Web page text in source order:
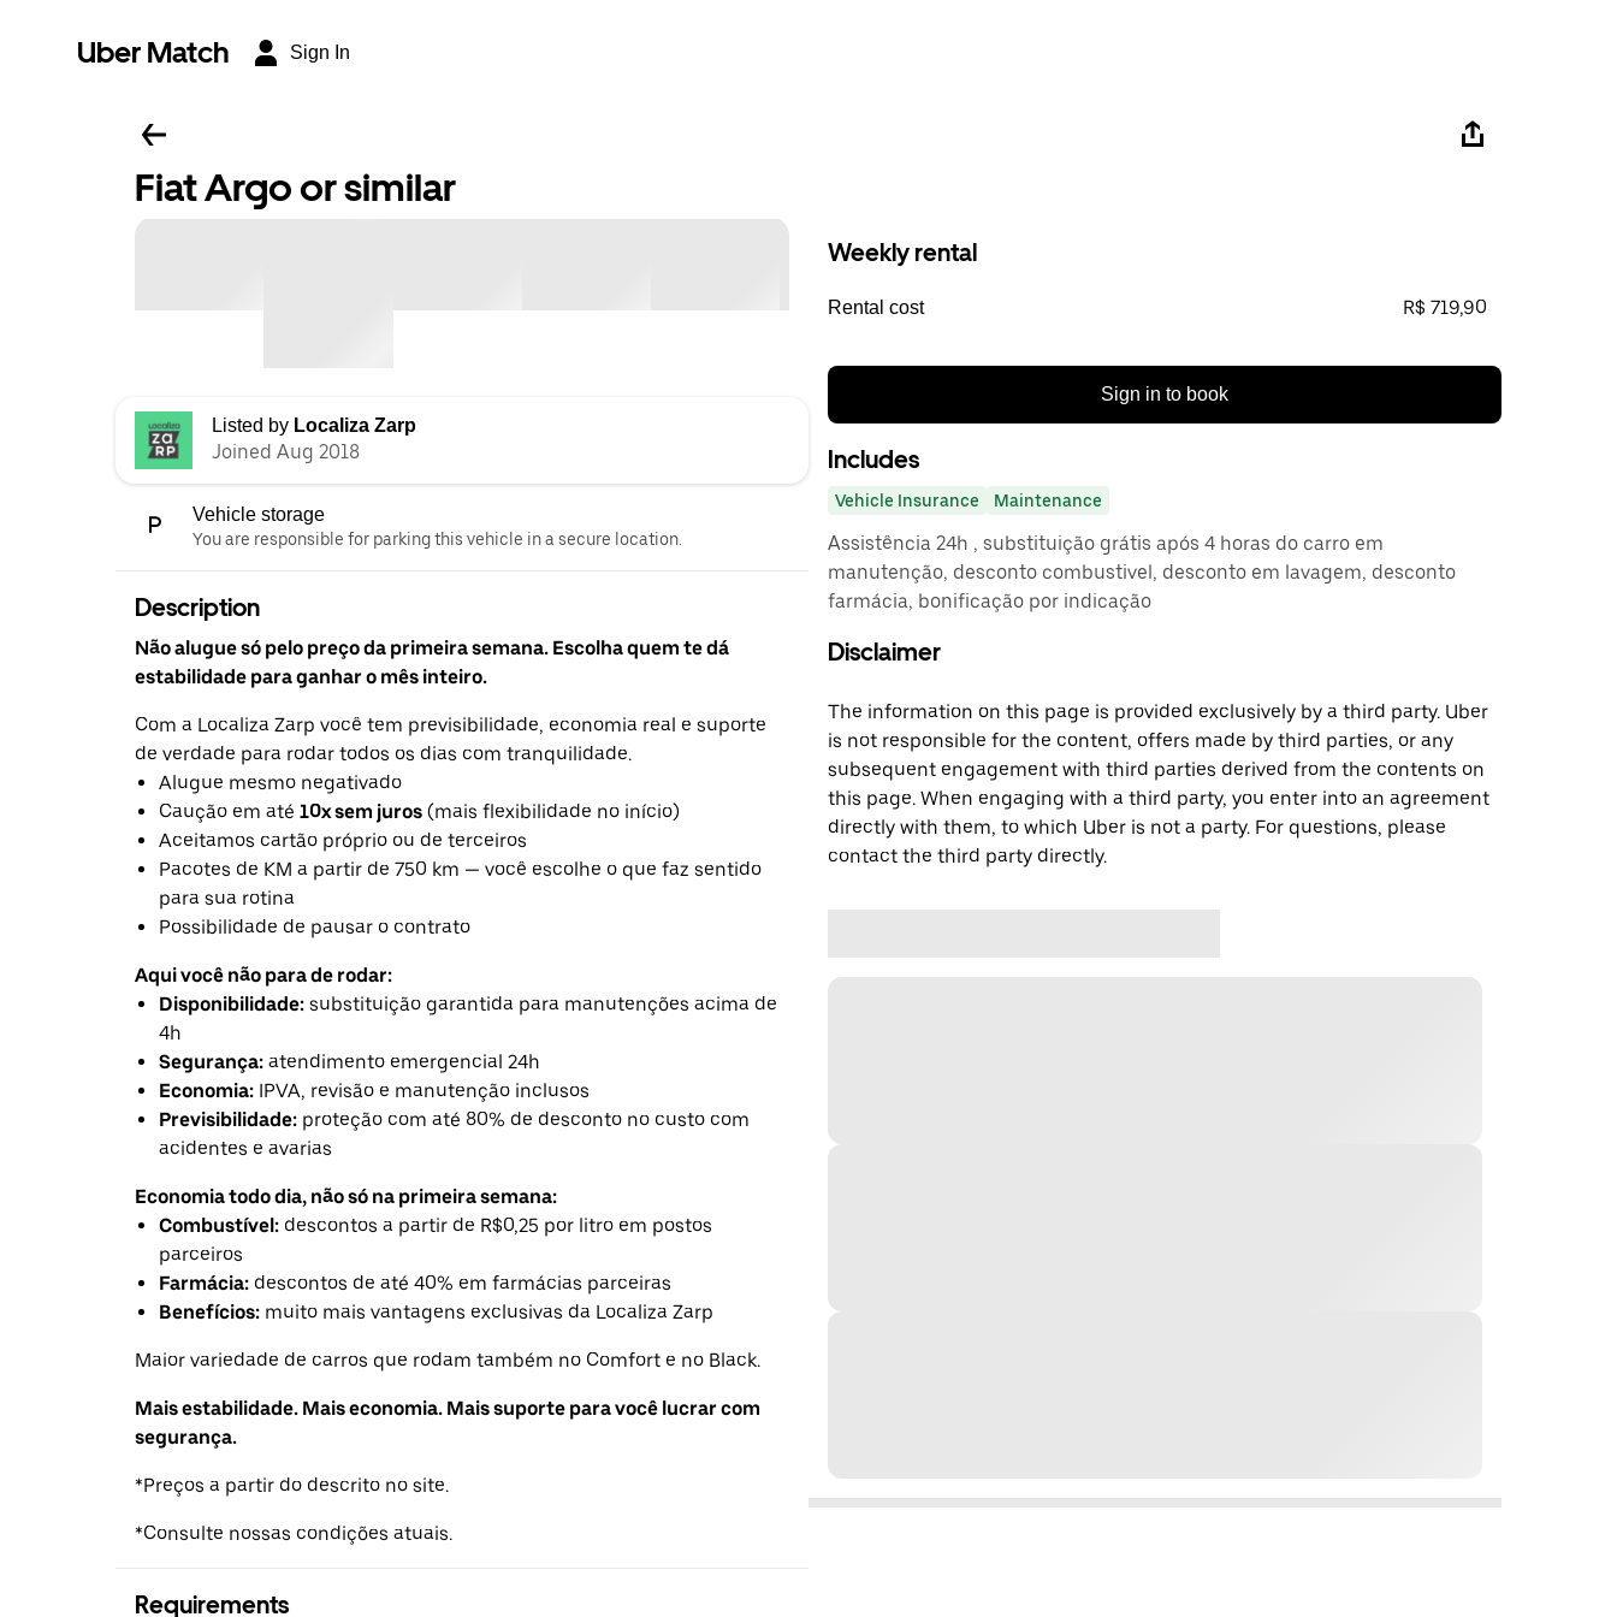
Uber Match Sign In
Fiat Argo or similar
Listed by Localiza Zarp
Joined Aug 2018
Vehicle storage
You are responsible for parking this vehicle in a secure location.
Description
Não alugue só pelo preço da primeira semana. Escolha quem te dá
estabilidade para ganhar o mês inteiro.
Com a Localiza Zarp você tem previsibilidade, economia real e suporte
de verdade para rodar todos os dias com tranquilidade.
Alugue mesmo negativado
Caução em até 10x sem juros (mais flexibilidade no início)
Aceitamos cartão próprio ou de terceiros
Pacotes de KM a partir de 750 km — você escolhe o que faz sentido
para sua rotina
Possibilidade de pausar o contrato
Aqui você não para de rodar:
Disponibilidade: substituição garantida para manutenções acima de
4h
Segurança: atendimento emergencial 24h
Economia: IPVA, revisão e manutenção inclusos
Previsibilidade: proteção com até 80% de desconto no custo com
acidentes e avarias
Economia todo dia, não só na primeira semana:
Combustível: descontos a partir de R$0,25 por litro em postos
parceiros
Farmácia: descontos de até 40% em farmácias parceiras
Benefícios: muito mais vantagens exclusivas da Localiza Zarp
Maior variedade de carros que rodam também no Comfort e no Black.
Mais estabilidade. Mais economia. Mais suporte para você lucrar com
segurança.
*Preços a partir do descrito no site.
*Consulte nossas condições atuais.
Requirements
Weekly rental
Rental cost R$ 719,90
Sign in to book
Includes
Vehicle Insurance Maintenance
Assistência 24h , substituição grátis após 4 horas do carro em
manutenção, desconto combustivel, desconto em lavagem, desconto
farmácia, bonificação por indicação
Disclaimer
The information on this page is provided exclusively by a third party. Uber
is not responsible for the content, offers made by third parties, or any
subsequent engagement with third parties derived from the contents on
this page. When engaging with a third party, you enter into an agreement
directly with them, to which Uber is not a party. For questions, please
contact the third party directly.